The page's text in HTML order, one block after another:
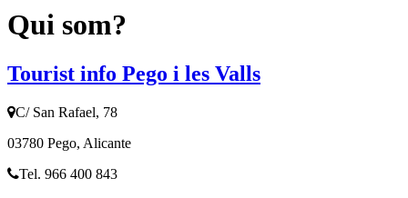
Qui som?
Tourist info Pego i les Valls
C/ San Rafael, 78
03780 Pego, Alicante
Tel. 966 400 843